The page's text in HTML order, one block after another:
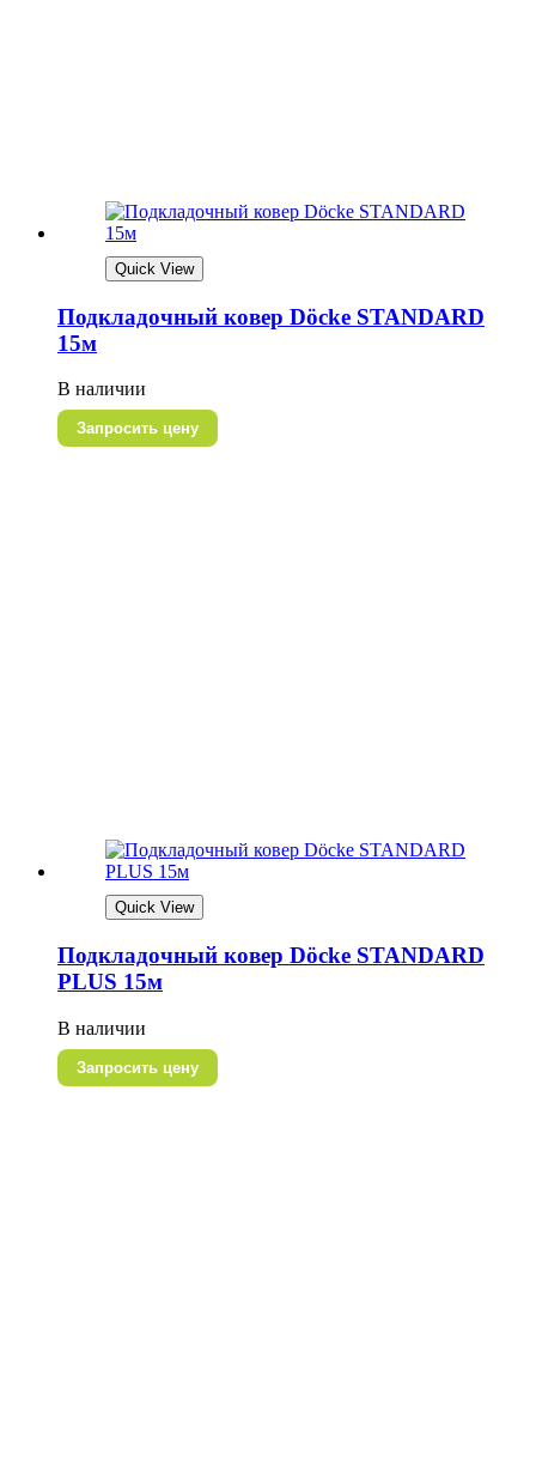
Quick View
Подкладочный ковер Döcke STANDARD
15м
В наличии
Запросить цену
Quick View
Подкладочный ковер Döcke STANDARD
PLUS 15м
В наличии
Запросить цену